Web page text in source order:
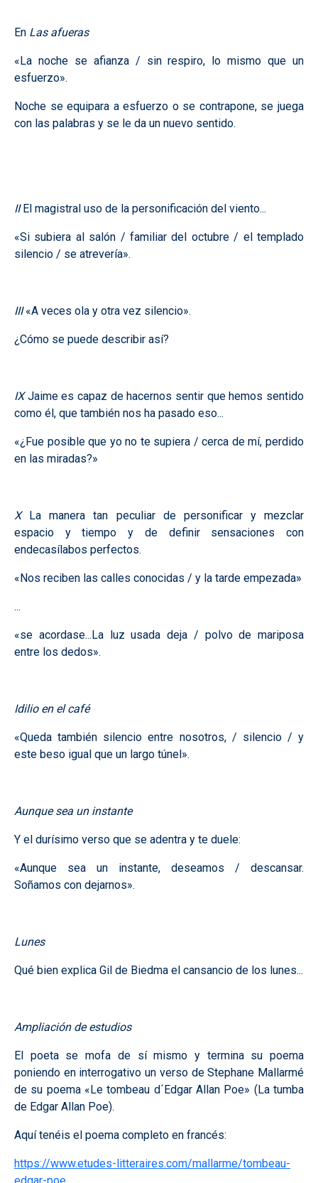
En Las afueras
«La noche se afianza / sin respiro, lo mismo que un
esfuerzo».
Noche se equipara a esfuerzo o se contrapone, se juega
con las palabras y se le da un nuevo sentido.
IIEl magistral uso de la personificación del viento...
«Si subiera al salón / familiar del octubre / el templado
silencio / se atrevería».
III«A veces ola y otra vez silencio».
¿Cómo se puede describir así?
IXJaime es capaz de hacernos sentir que hemos sentido
como él, que también nos ha pasado eso...
«¿Fue posible que yo no te supiera / cerca de mí, perdido
en las miradas?»
X
La manera tan peculiar de personificar y mezclar
espacio y tiempo y de definir sensaciones con
endecasílabos perfectos.
«Nos reciben las calles conocidas / y la tarde empezada»
...
«se acordase...La luz usada deja / polvo de mariposa
entre los dedos».
Idilio en el café
«Queda también silencio entre nosotros, / silencio / y
este beso igual que un largo túnel».
Aunque sea un instante
Y el durísimo verso que se adentra y te duele:
«Aunque sea un instante, deseamos / descansar.
Soñamos con dejarnos».
Lunes
Qué bien explica Gil de Biedma el cansancio de los lunes...
Ampliación de estudios
El poeta se mofa de sí mismo y termina su poema
poniendo en interrogativo un verso de Stephane Mallarmé
de su poema «Le tombeau d´Edgar Allan Poe» (La tumba
de Edgar Allan Poe).
Aquí tenéis el poema completo en francés:
https://www.etudes-litteraires.com/mallarme/tombeau-